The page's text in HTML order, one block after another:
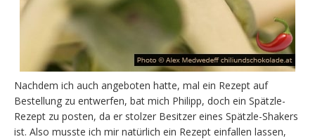
Nachdem ich auch angeboten hatte, mal ein Rezept auf
Bestellung zu entwerfen, bat mich Philipp, doch ein Spätzle-
Rezept zu posten, da er stolzer Besitzer eines Spätzle-Shakers
ist. Also musste ich mir natürlich ein Rezept einfallen lassen,